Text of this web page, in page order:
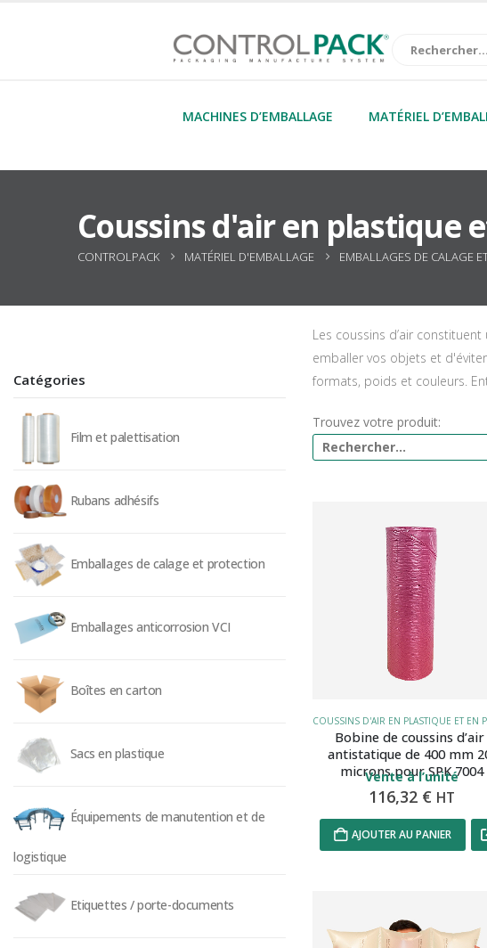
MACHINES D’EMBALLAGE MATÉRIEL
Coussins d'air en plastique
CONTROLPACK MATÉRIEL D'EMBALLAGE EMBALLAGES DE CALAGE
Les coussins d’air
emballer vos objets et
formats, poids et couleurs.
Trouvez votre produit:
Bobine de coussins d’air
antistatique de 400 mm
microns pour SPK 7004
Vente à l’unité
116,32 € HT
AJOUTER AU PANIER
Catégories
Film et palettisation
Rubans adhésifs
Emballages de calage et protection
Emballages anticorrosion VCI
Boîtes en carton
Sacs en plastique
Équipements de manutention et de
logistique
Etiquettes / porte-documents